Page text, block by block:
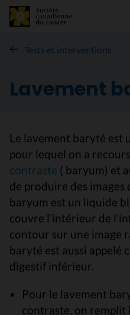
Tests et interventions
Lavement
Le lavement baryté est
pour lequel on a
contraste ( baryum) et
de produire des images
baryum est un liquide
couvre l’intérieur de
contour sur une image
baryté est aussi appelé
digestif inférieur.
Pour le lavement
contraste, on remplit